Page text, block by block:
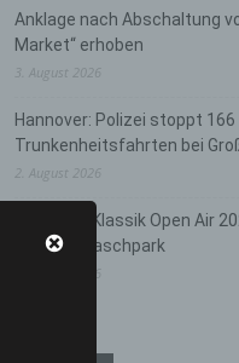
Anklage nach Abschaltung
Market“ erhoben
3. August 2026
Hannover: Polizei stoppt 166
Trunkenheitsfahrten bei
2. August 2026
Hannover Klassik Open Air
Oper im Maschpark